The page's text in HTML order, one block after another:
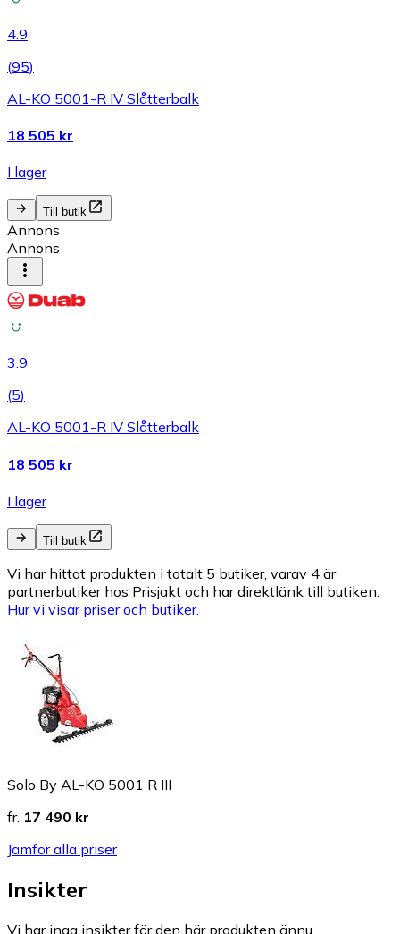
4.9
(95)
AL-KO 5001-R IV Slåtterbalk
18 505 kr
I lager
Till butik
Annons
Annons
3.9
(5)
AL-KO 5001-R IV Slåtterbalk
18 505 kr
I lager
Till butik
Vi har hittat produkten i totalt 5 butiker, varav 4 är
partnerbutiker hos Prisjakt och har direktlänk till butiken.
Hur vi visar priser och butiker.
Solo By AL-KO 5001 R III
fr. 17 490 kr
Jämför alla priser
Insikter
Vi har inga insikter för den här produkten ännu.